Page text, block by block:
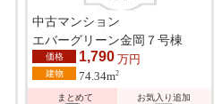
中古マンション
エバーグリーン金岡７号棟
価格 1,790 万円
建物 74.34m2
まとめて お気入り追加